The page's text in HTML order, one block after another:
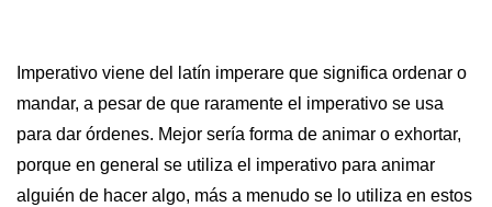
Imperativo viene del latín imperare que significa ordenar o
mandar, a pesar de que raramente el imperativo se usa
para dar órdenes. Mejor sería forma de animar o exhortar,
porque en general se utiliza el imperativo para animar
alguién de hacer algo, más a menudo se lo utiliza en estos